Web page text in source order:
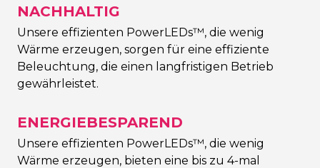
NACHHALTIG
Unsere effizienten PowerLEDs™, die wenig
Wärme erzeugen, sorgen für eine effiziente
Beleuchtung, die einen langfristigen Betrieb
gewährleistet.
ENERGIEBESPAREND
Unsere effizienten PowerLEDs™, die wenig
Wärme erzeugen, bieten eine bis zu 4-mal